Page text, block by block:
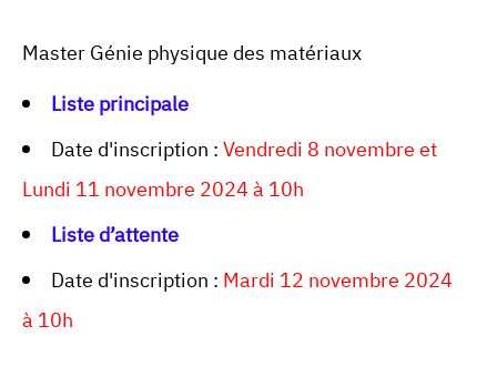
Master Génie physique des matériaux
Liste principale
Date d'inscription :Vendredi 8 novembre et
Lundi 11 novembre 2024 à 10h
Liste d’attente
Date d'inscription : Mardi 12 novembre 2024
à 10h